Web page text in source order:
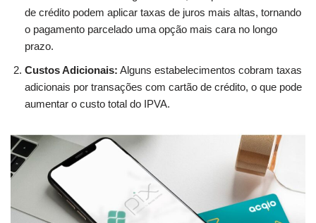
de crédito podem aplicar taxas de juros mais altas, tornando
o pagamento parcelado uma opção mais cara no longo
prazo.
Custos Adicionais: Alguns estabelecimentos cobram taxas
adicionais por transações com cartão de crédito, o que pode
aumentar o custo total do IPVA.